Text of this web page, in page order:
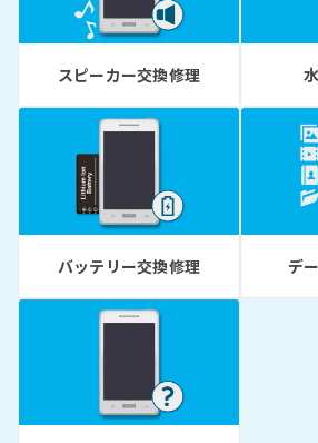
スピーカー交換修理
バッテリー交換修理 デ